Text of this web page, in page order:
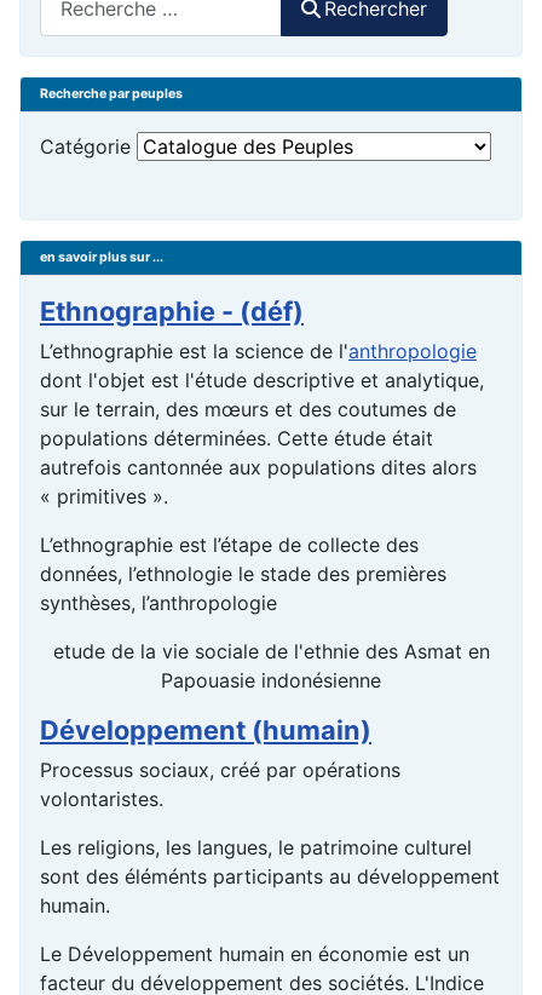
Rechercher
Recherche par peuples
Catégorie
en savoir plus sur ...
Ethnographie - (déf)
L’ethnographie est la science de l'anthropologie
dont l'objet est l'étude descriptive et analytique,
sur le terrain, des mœurs et des coutumes de
populations déterminées. Cette étude était
autrefois cantonnée aux populations dites alors
« primitives ».
L’ethnographie est l’étape de collecte des
données, l’ethnologie le stade des premières
synthèses, l’anthropologie
etude de la vie sociale de l'ethnie des Asmat en
Papouasie indonésienne
Développement (humain)
Processus sociaux, créé par opérations
volontaristes.
Les religions, les langues, le patrimoine culturel
sont des éléménts participants au développement
humain.
Le Développement humain en économie est un
facteur du développement des sociétés. L'Indice